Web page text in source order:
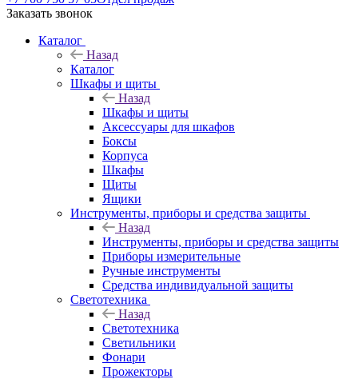
Заказать звонок
Каталог
Назад
Каталог
Шкафы и щиты
Назад
Шкафы и щиты
Аксессуары для шкафов
Боксы
Корпуса
Шкафы
Щиты
Ящики
Инструменты, приборы и средства защиты
Назад
Инструменты, приборы и средства защиты
Приборы измерительные
Ручные инструменты
Средства индивидуальной защиты
Светотехника
Назад
Светотехника
Светильники
Фонари
Прожекторы